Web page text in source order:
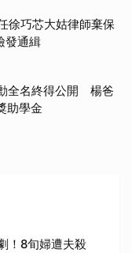
徐巧芯大姑律師棄保
通緝
全名終得公開 楊爸
助學金
！8旬婦遭夫殺